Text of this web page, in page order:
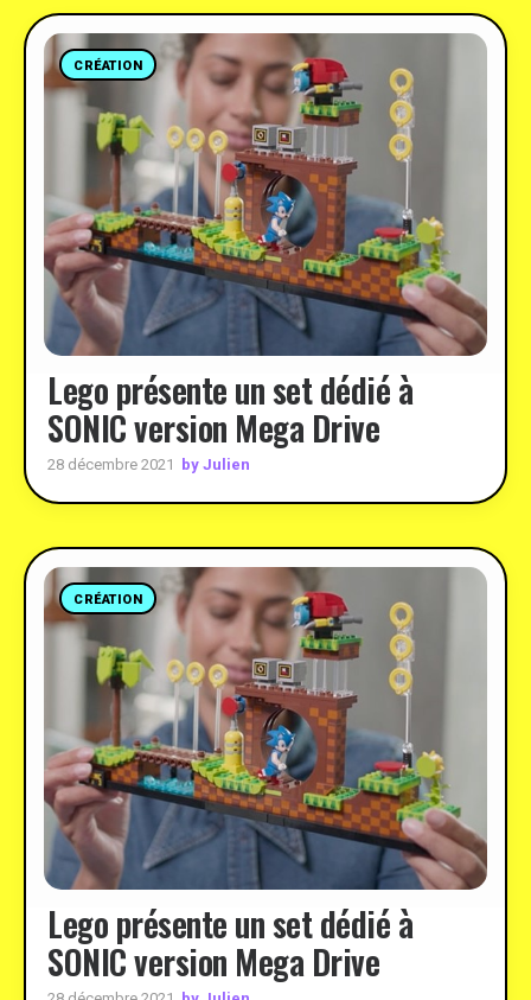
CRÉATION
Lego présente un set dédié à
SONIC version Mega Drive
28 décembre 2021 by Julien
CRÉATION
Lego présente un set dédié à
SONIC version Mega Drive